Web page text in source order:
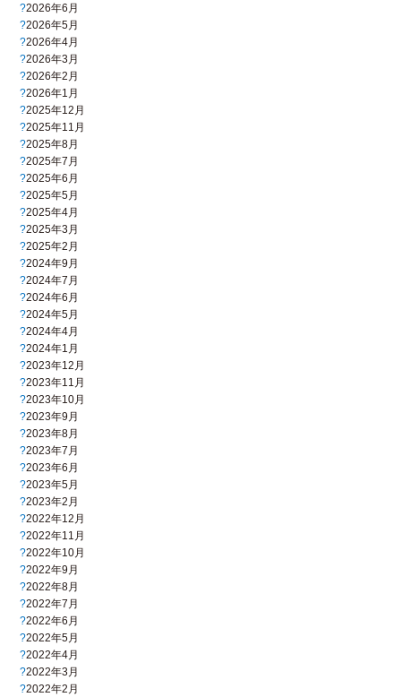
2026年6月
2026年5月
2026年4月
2026年3月
2026年2月
2026年1月
2025年12月
2025年11月
2025年8月
2025年7月
2025年6月
2025年5月
2025年4月
2025年3月
2025年2月
2024年9月
2024年7月
2024年6月
2024年5月
2024年4月
2024年1月
2023年12月
2023年11月
2023年10月
2023年9月
2023年8月
2023年7月
2023年6月
2023年5月
2023年2月
2022年12月
2022年11月
2022年10月
2022年9月
2022年8月
2022年7月
2022年6月
2022年5月
2022年4月
2022年3月
2022年2月